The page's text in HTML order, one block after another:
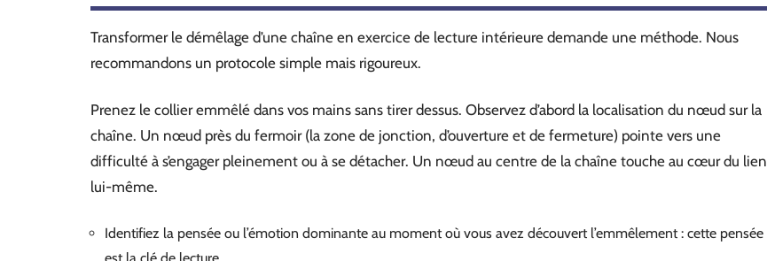
Transformer le démêlage d’une chaîne en exercice de lecture intérieure demande une méthode. Nous
recommandons un protocole simple mais rigoureux.
Prenez le collier emmêlé dans vos mains sans tirer dessus. Observez d’abord la localisation du nœud sur la
chaîne. Un nœud près du fermoir (la zone de jonction, d’ouverture et de fermeture) pointe vers une
difficulté à s’engager pleinement ou à se détacher. Un nœud au centre de la chaîne touche au cœur du lien
lui-même.
Identifiez la pensée ou l’émotion dominante au moment où vous avez découvert l’emmêlement : cette pensée